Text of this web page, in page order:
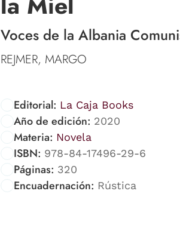
Voces de la Albania
REJMER, MARGO
Editorial: La Caja Books
Año de edición: 2020
Materia: Novela
ISBN: 978-84-17496-29-6
Páginas: 320
Encuadernación: Rústica